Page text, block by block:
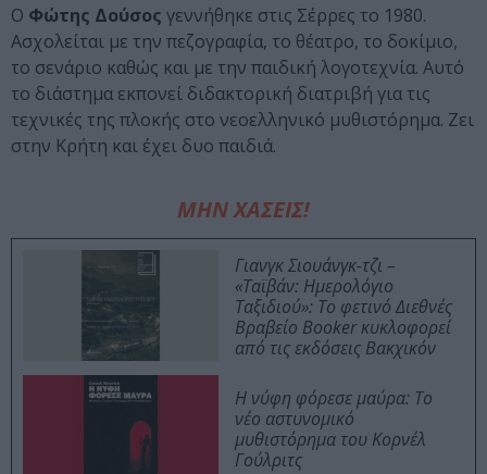
Ο Φώτης Δούσος γεννήθηκε στις Σέρρες το 1980.
Ασχολείται με την πεζογραφία, το θέατρο, το δοκίμιο,
το σενάριο καθώς και με την παιδική λογοτεχνία. Αυτό
το διάστημα εκπονεί διδακτορική διατριβή για τις
τεχνικές της πλοκής στο νεοελληνικό μυθιστόρημα. Ζει
στην Κρήτη και έχει δυο παιδιά.
ΜΗΝ ΧΑΣΕΙΣ!
Γιανγκ Σιουάνγκ-τζι –
«Ταϊβάν: Ημερολόγιο
Ταξιδιού»: Το φετινό Διεθνές
Βραβείο Booker κυκλοφορεί
από τις εκδόσεις Βακχικόν
Η νύφη φόρεσε μαύρα: Το
νέο αστυνομικό
μυθιστόρημα του Κορνέλ
Γούλριτς